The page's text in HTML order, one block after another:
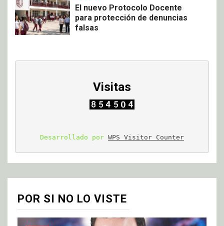
El nuevo Protocolo Docente
para protección de denuncias
falsas
Visitas
Desarrollado por WPS Visitor Counter
POR SI NO LO VISTE